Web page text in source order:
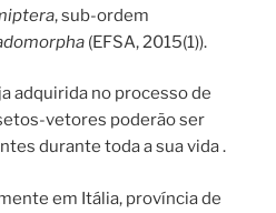
, sub-ordem
(EFSA, 2015(1)).
adquirida no processo de
vetores poderão ser
durante toda a sua vida .
em Itália, província de